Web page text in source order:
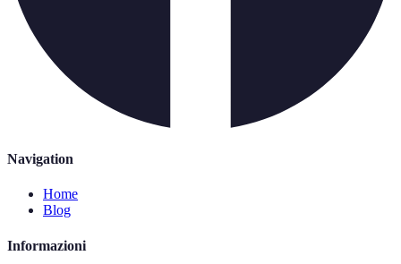
Navigation
Home
Blog
Informazioni